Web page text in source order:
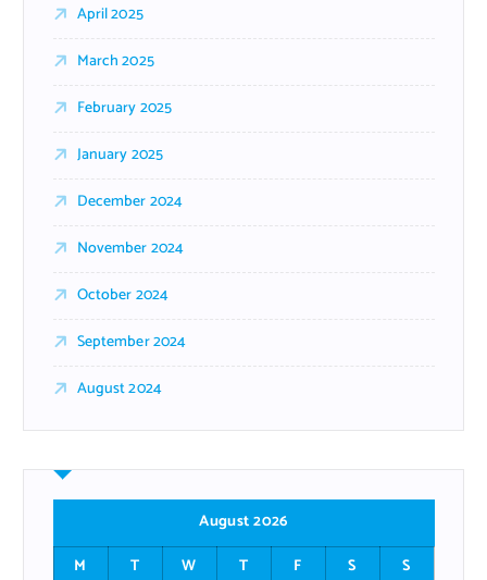
April 2025
March 2025
February 2025
January 2025
December 2024
November 2024
October 2024
September 2024
August 2024
August 2026
M
T W T F S
S